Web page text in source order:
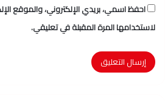
احفظ اسمي، بريدي الإلكتروني، والموقع
لاستخدامها المرة المقبلة في تعليقي.